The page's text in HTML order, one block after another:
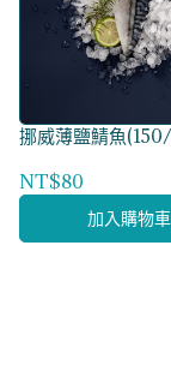
挪威薄鹽鯖魚
NT$80
加入購物車